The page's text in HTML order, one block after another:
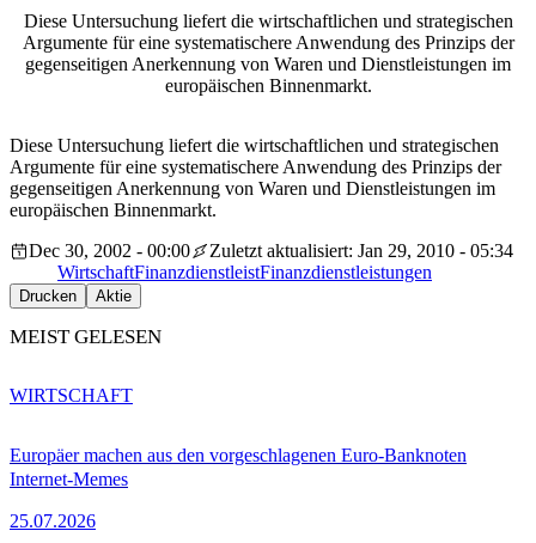
Diese Untersuchung liefert die wirtschaftlichen und strategischen
Argumente für eine systematischere Anwendung des Prinzips der
gegenseitigen Anerkennung von Waren und Dienstleistungen im
europäischen Binnenmarkt.
Diese Untersuchung liefert die wirtschaftlichen und strategischen
Argumente für eine systematischere Anwendung des Prinzips der
gegenseitigen Anerkennung von Waren und Dienstleistungen im
europäischen Binnenmarkt.
Dec 30, 2002 - 00:00
Zuletzt aktualisiert: Jan 29, 2010 - 05:34
WirtschaftFinanzdienstleistFinanzdienstleistungen
Drucken Aktie
MEIST GELESEN
Europäer machen aus den vorgeschlagenen Euro-Banknoten
Internet-Memes
25.07.2026
WIRTSCHAFT